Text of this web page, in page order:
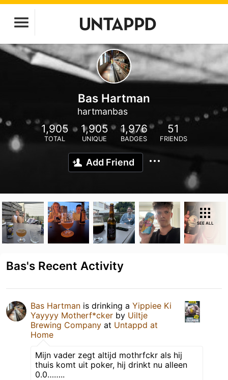
Bas Hartman
hartmanbas
1,905
TOTAL
1,905
UNIQUE
1,976
BADGES
51
FRIENDS
Add Friend
SEE ALL
Bas's Recent Activity
Bas Hartman is drinking a Yippiee Ki
Yayyyy Motherf*cker by Uiltje
Brewing Company at Untappd at
Home
Mijn vader zegt altijd mothrfckr als hij
thuis komt uit poker, hij drinkt nu alleen
0.0……..